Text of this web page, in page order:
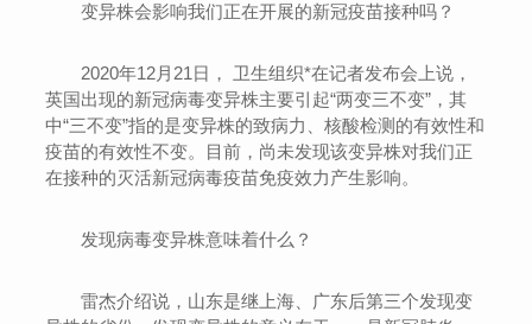
变异株会影响我们正在开展的新冠疫苗接种吗？
2020年12月21日， 卫生组织*在记者发布会上说，
英国出现的新冠病毒变异株主要引起“两变三不变”，其
中“三不变”指的是变异株的致病力、核酸检测的有效性和
疫苗的有效性不变。目前，尚未发现该变异株对我们正
在接种的灭活新冠病毒疫苗免疫效力产生影响。
发现病毒变异株意味着什么？
雷杰介绍说，山东是继上海、广东后第三个发现变